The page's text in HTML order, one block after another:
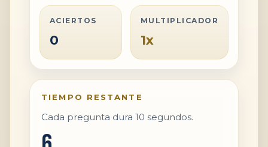
ACIERTOS
0
MULTIPLICADOR
1x
TIEMPO RESTANTE
Cada pregunta dura 10 segundos.